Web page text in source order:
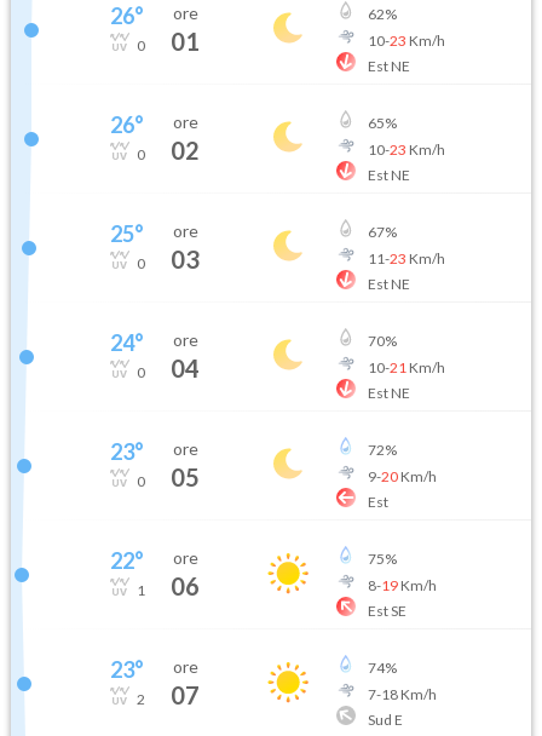
26°
0
ore
01
62%
10-23 Km/h
Est NE
26°
0
ore
02
65%
10-23 Km/h
Est NE
25°
0
ore
03
67%
11-23 Km/h
Est NE
24°
0
ore
04
70%
10-21 Km/h
Est NE
23°
0
ore
05
72%
9-20Km/h
Est
22°
1
ore
06
75%
8-19Km/h
Est SE
23°
2
ore
07
74%
7-18Km/h
Sud E